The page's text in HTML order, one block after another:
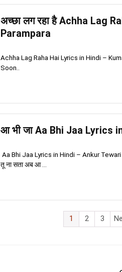
अच्छा लग रहा है Achha Lag
Parampara
Achha Lag Raha Hai Lyrics in Hindi –
Soon..
आ भी जा Aa Bhi Jaa Lyrics
Aa Bhi Jaa Lyrics in Hindi – Ankur Tewari
तू ना सता अब आ ...
1 2 3